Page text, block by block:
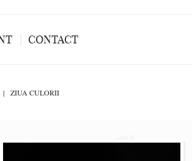
CONTACT
ZIUA CULORII